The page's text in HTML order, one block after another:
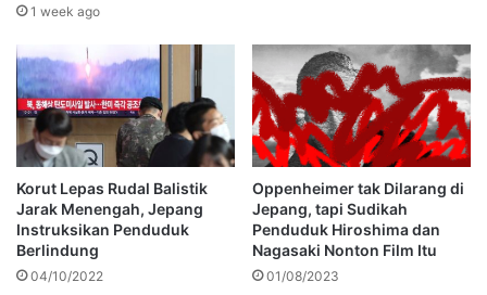
1 week ago
Korut Lepas Rudal Balistik
Jarak Menengah, Jepang
Instruksikan Penduduk
Berlindung
04/10/2022
Oppenheimer tak Dilarang di
Jepang, tapi Sudikah
Penduduk Hiroshima dan
Nagasaki Nonton Film Itu
01/08/2023